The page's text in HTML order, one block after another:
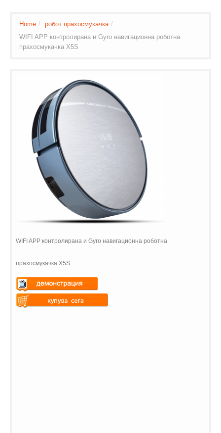
Home / робот прахосмукачка /
WIFI APP контролирана и Gyro навигационна роботна
прахосмукачка X5S
WIFI APP контролирана и Gyro навигационна роботна
прахосмукачка X5S
Warning
$vii_demo_video_text in